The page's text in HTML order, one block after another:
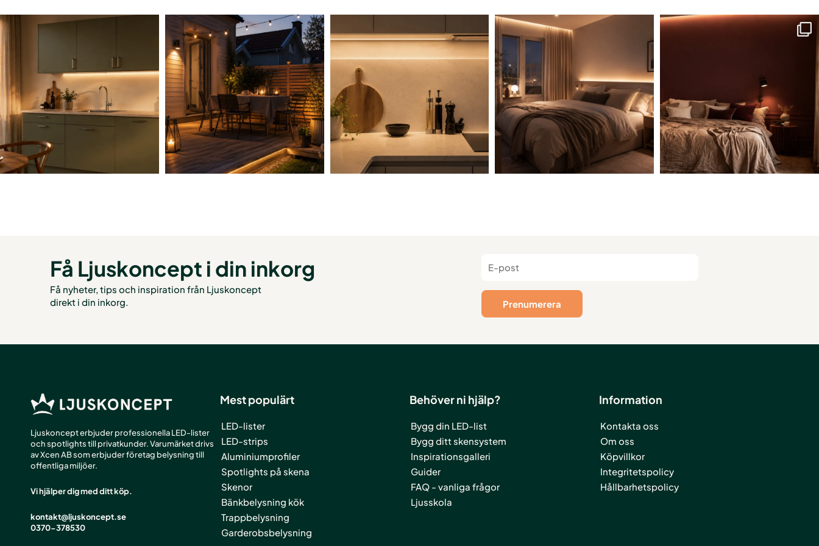
Få Ljuskoncept i din inkorg
Få nyheter, tips och inspiration från Ljuskoncept
direkt i din inkorg.
Ljuskoncept erbjuder professionella LED-lister
och spotlights till privatkunder. Varumärket drivs
av Xcen AB som erbjuder företag belysning till
offentliga miljöer.
Vi hjälper dig med ditt köp.
kontakt@ljuskoncept.se
0370-378530
Mest populärt
LED-lister
LED-strips
Aluminiumprofiler
Spotlights på skena
Skenor
Bänkbelysning kök
Trappbelysning
Garderobsbelysning
Behöver ni hjälp?
Bygg din LED-list
Bygg ditt skensystem
Inspirationsgalleri
Guider
FAQ - vanliga frågor
Ljusskola
Information
Kontakta oss
Om oss
Köpvillkor
Integritetspolicy
Hållbarhetspolicy